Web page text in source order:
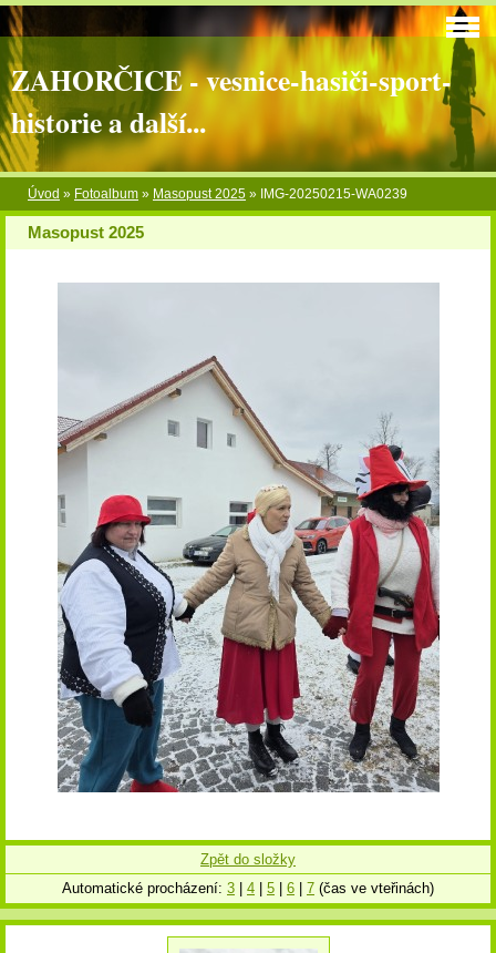
ZAHORČICE - vesnice-hasiči-sport-
historie a další...
Úvod » Fotoalbum » Masopust 2025 » IMG-20250215-WA0239
Masopust 2025
Zpět do složky
Automatické procházení: 3 4 5 6 7 (čas ve vteřinách)